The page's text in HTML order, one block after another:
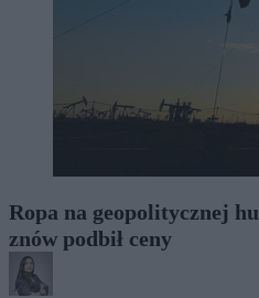
Ropa na geopolitycznej
znów podbił ceny